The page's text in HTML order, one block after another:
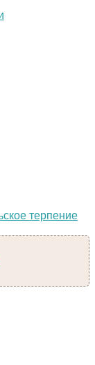
терпение